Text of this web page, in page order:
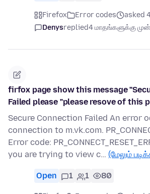
Firefox Error codes
asked
Denysreplied4 மாதங்களுக்கு
firfox page show this message
Failed please "please resove of this
Secure Connection Failed An error
connection to m.vk.com.
Error code:
you are trying to view c… (மேலும்
Open 1 1 80